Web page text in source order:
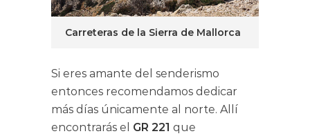
Carreteras de la Sierra de Mallorca
Si eres amante del senderismo
entonces recomendamos dedicar
más días únicamente al norte. Allí
encontrarás el GR 221 que